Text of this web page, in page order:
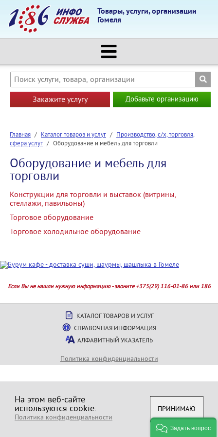
Товары, услуги, организации
Гомеля
Закажите услугу Добавьте организацию
Главная / Каталог товаров и услуг / Производство, с/х, торговля,
сфера услуг / Оборудование и мебель для торговли
Оборудование и мебель для
торговли
Конструкции для торговли и выставок (витрины,
стеллажи, павильоны)
Торговое оборудование
Торговое холодильное оборудование
Если Вы не нашли нужную информацию - звоните +375(29) 116-01-86 или 186
КАТАЛОГ ТОВАРОВ И УСЛУГ
СПРАВОЧНАЯ ИНФОРМАЦИЯ
АЛФАВИТНЫЙ УКАЗАТЕЛЬ
Политика конфиденциальности
На этом веб-сайте
используются cookie.
Политика конфиденциальности
ПРИНИМАЮ
Задать вопрос